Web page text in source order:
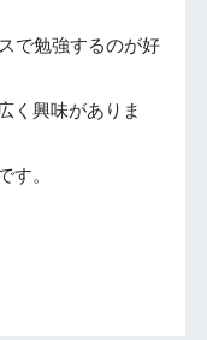
で勉強するのが好
く興味がありま
す。